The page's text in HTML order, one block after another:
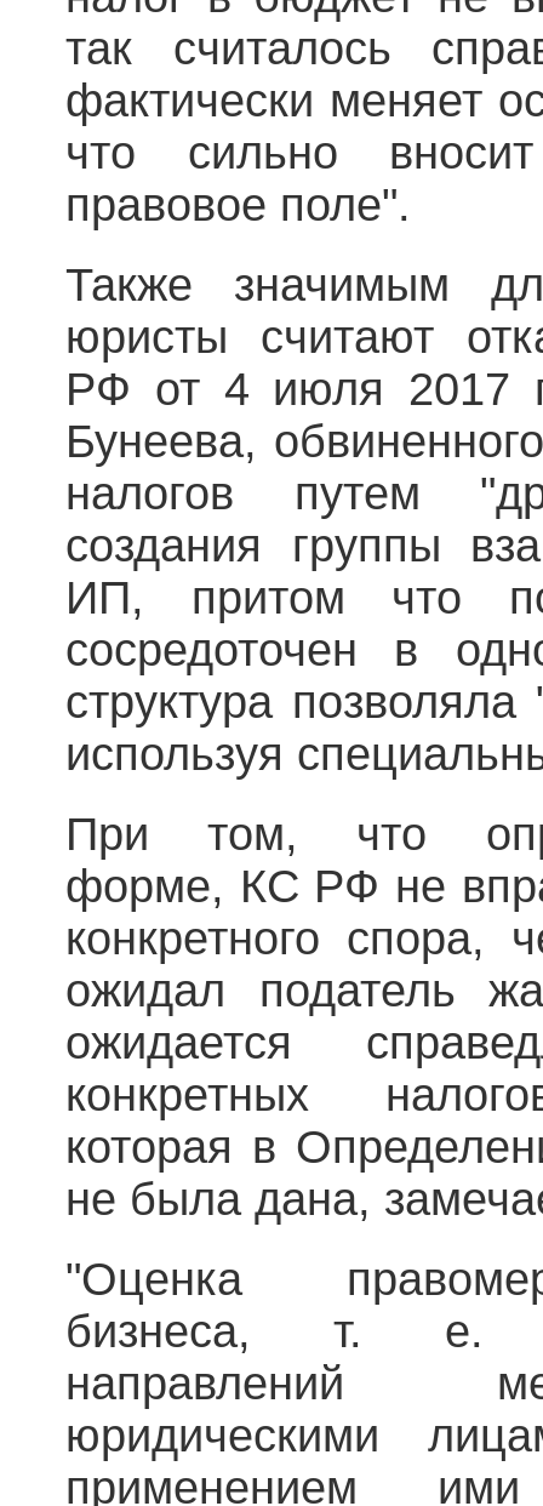
так считалось
фактически меняет
что сильно
правовое поле".
Также значимым
юристы считают
РФ от 4 июля 2017
Бунеева,
налогов путем
создания группы
ИП, притом что
сосредоточен в
структура
используя
При том, что
форме, КС РФ не
конкретного спора,
ожидал податель
ожидается
конкретных
которая в
не была дана,
"Оценка
бизнеса, т. е.
направлений
юридическими
применением